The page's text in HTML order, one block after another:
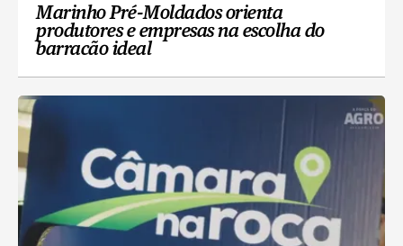
Marinho Pré-Moldados orienta
produtores e empresas na escolha do
barracão ideal